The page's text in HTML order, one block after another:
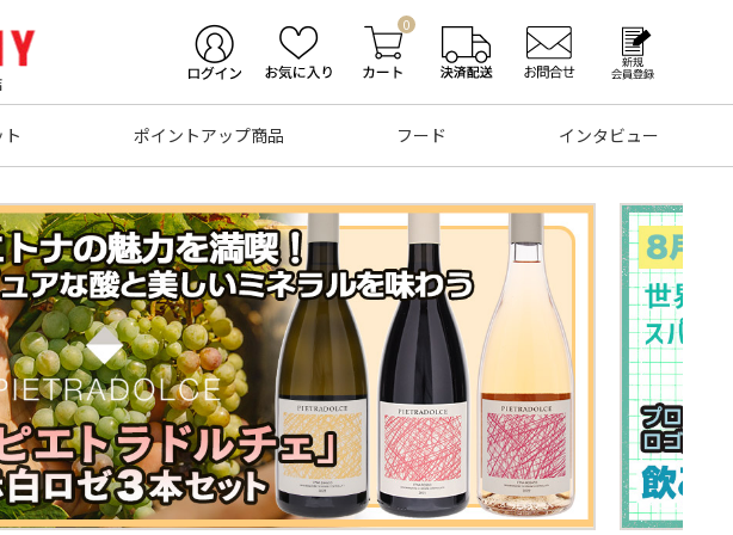
0
ポイントアップ商品 フード インタビュー